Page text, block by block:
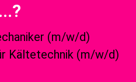
(m/w/d)
Kältetechnik (m/w/d)